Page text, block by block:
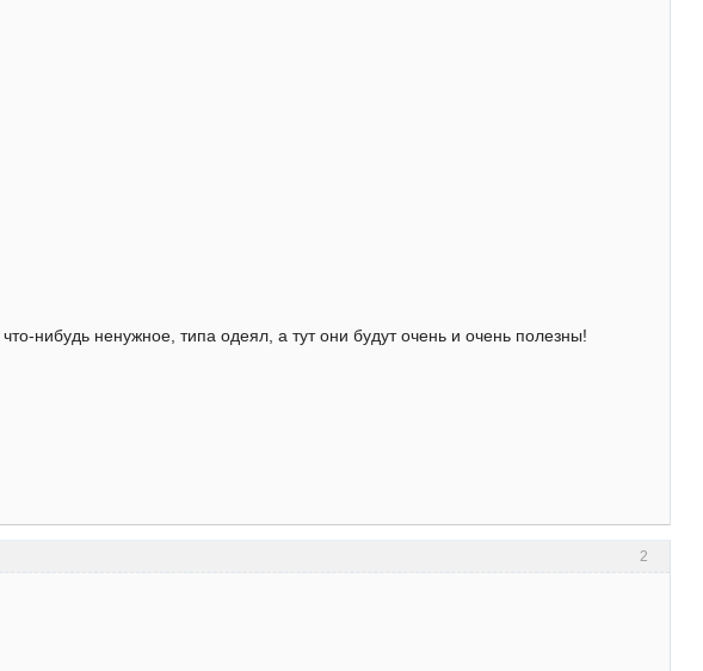
нибудь ненужное, типа одеял, а тут они будут очень и очень полезны!
2